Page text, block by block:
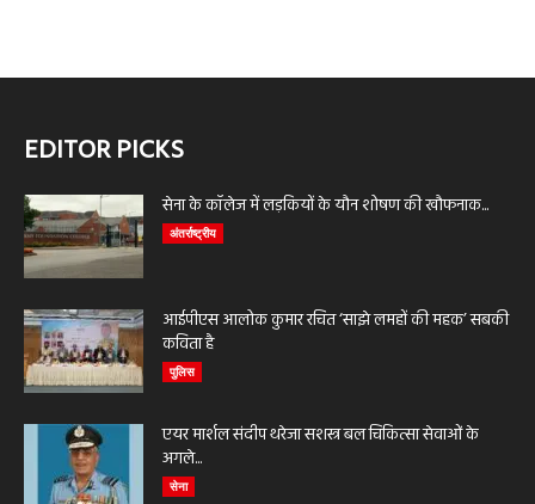
EDITOR PICKS
सेना के कॉलेज में लड़कियों के यौन शोषण की खौफनाक...
अंतर्राष्ट्रीय
आईपीएस आलोक कुमार रचित ‘साझे लमहों की महक’ सबकी
कविता है
पुलिस
एयर मार्शल संदीप थरेजा सशस्त्र बल चिकित्सा सेवाओं के
अगले...
सेना